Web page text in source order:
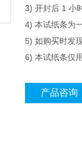
3) 开封后 1 小
4) 本试纸条为
5) 如购买时发
6) 本试纸条仅
产品咨询